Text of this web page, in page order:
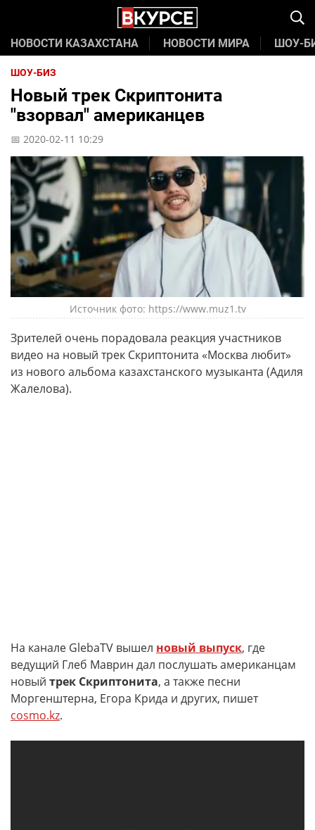
НОВОСТИ КАЗАХСТАНА НОВОСТИ МИРА ШОУ-
ШОУ-БИЗ
Новый трек Скриптонита
"взорвал" американцев
📅 2020-02-11 10:29
Источник фото: https://www.muz1.tv
Зрителей очень порадовала реакция участников
видео на новый трек Скриптонита «Москва любит»
из нового альбома казахстанского музыканта (Адиля
Жалелова).
На канале GlebaTV вышел новый выпуск, где
ведущий Глеб Маврин дал послушать американцам
новый трек Скриптонита, а также песни
Моргенштерна, Егора Крида и других, пишет
cosmo.kz.